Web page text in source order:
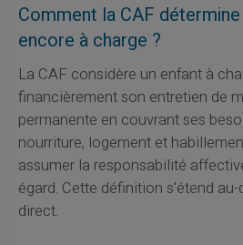
Comment la CAF
encore à charge ?
La CAF considère un enfant à
financièrement son entretien de
permanente en couvrant ses
nourriture, logement et
assumer la responsabilité
égard. Cette définition s'étend
direct.